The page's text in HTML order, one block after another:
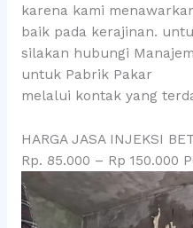
karena kami
baik pada kerajinan.
silakan hubungi
untuk Pabrik Pakar
melalui kontak yang
HARGA JASA INJEKSI
Rp. 85.000 – Rp 150.000